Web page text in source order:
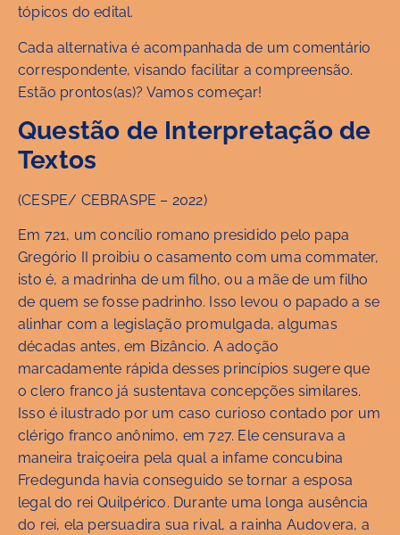
tópicos do edital.
Cada alternativa é acompanhada de um comentário
correspondente, visando facilitar a compreensão.
Estão prontos(as)? Vamos começar!
Questão de Interpretação de
Textos
(CESPE/ CEBRASPE – 2022)
Em 721, um concílio romano presidido pelo papa
Gregório II proibiu o casamento com uma commater,
isto é, a madrinha de um filho, ou a mãe de um filho
de quem se fosse padrinho. Isso levou o papado a se
alinhar com a legislação promulgada, algumas
décadas antes, em Bizâncio. A adoção
marcadamente rápida desses princípios sugere que
o clero franco já sustentava concepções similares.
Isso é ilustrado por um caso curioso contado por um
clérigo franco anônimo, em 727. Ele censurava a
maneira traiçoeira pela qual a infame concubina
Fredegunda havia conseguido se tornar a esposa
legal do rei Quilpérico. Durante uma longa ausência
do rei, ela persuadira sua rival, a rainha Audovera, a